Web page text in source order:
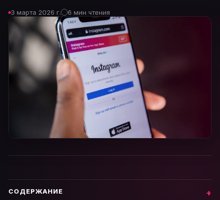
3 марта 2026 г. 6 мин чтения
СОДЕРЖАНИЕ